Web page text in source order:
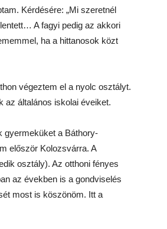
Kérdésére: „Mi szeretnél
A fagyi pedig az akkori
ha a hittanosok közt
végeztem el a nyolc osztályt.
az általános iskolai éveiket.
gyermeküket a Báthory-
először Kolozsvárra. A
osztály). Az otthoni fényes
az években is a gondviselés
most is köszönöm. Itt a